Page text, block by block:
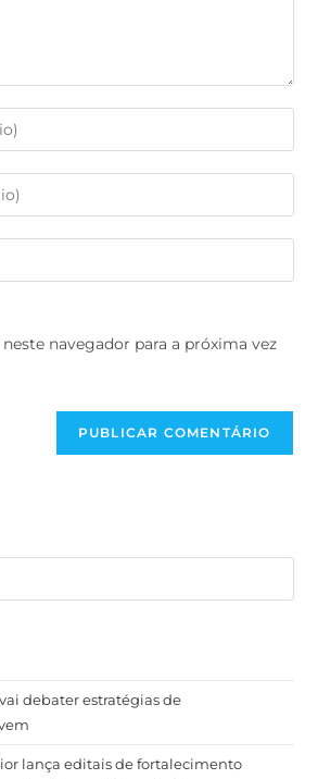
navegador para a próxima vez
debater estratégias de
lança editais de fortalecimento